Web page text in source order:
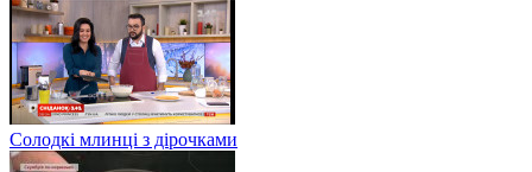
Солодкі млинці з дірочками